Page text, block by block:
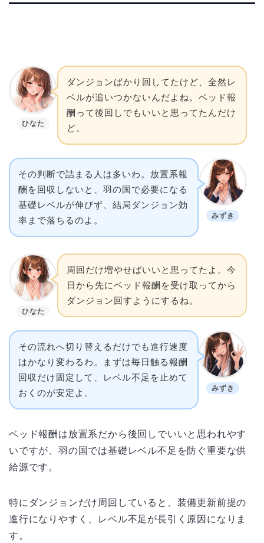
ひなた
ダンジョンばかり回してたけど、全然レ
ベルが追いつかないんだよね。ベッド報
酬って後回しでもいいと思ってたんだけ
ど。
みずき
その判断で詰まる人は多いわ。放置系報
酬を回収しないと、羽の国で必要になる
基礎レベルが伸びず、結局ダンジョン効
率まで落ちるのよ。
ひなた
周回だけ増やせばいいと思ってたよ。今
日から先にベッド報酬を受け取ってから
ダンジョン回すようにするね。
みずき
その流れへ切り替えるだけでも進行速度
はかなり変わるわ。まずは毎日触る報酬
回収だけ固定して、レベル不足を止めて
おくのが安定よ。
ベッド報酬は放置系だから後回しでいいと思われやす
いですが、羽の国では基礎レベル不足を防ぐ重要な供
給源です。
特にダンジョンだけ周回していると、装備更新前提の
進行になりやすく、レベル不足が長引く原因になりま
す。